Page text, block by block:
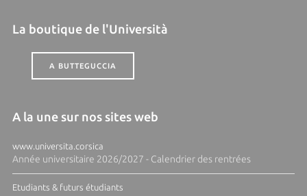
La boutique de l'Università
A BUTTEGUCCIA
A la une sur nos sites web
www.universita.corsica
Année universitaire 2026/2027 - Calendrier des rentrées
Etudiants & futurs étudiants